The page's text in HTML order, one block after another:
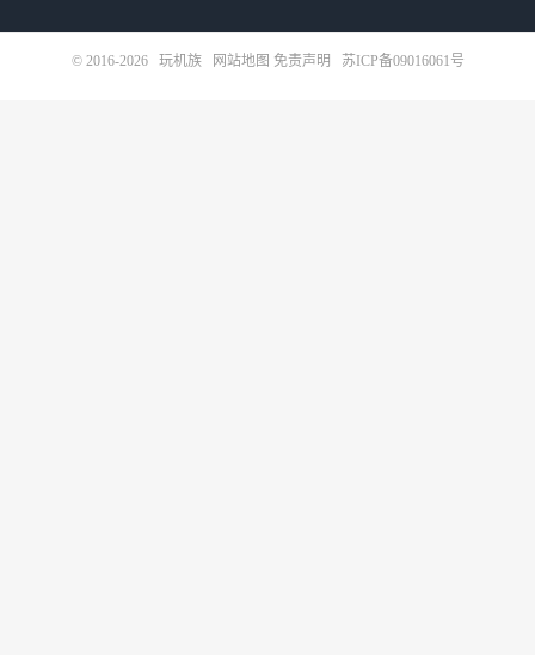
© 2016-2026 玩机族 网站地图 免责声明 苏ICP备09016061号